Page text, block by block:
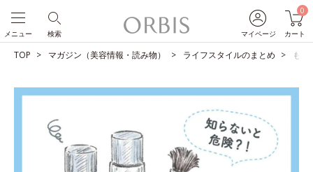
マイページ
0
カート
検索
メニュー
TOP マガジン（美容情報・読み物） ライフスタイルのまとめ もっ